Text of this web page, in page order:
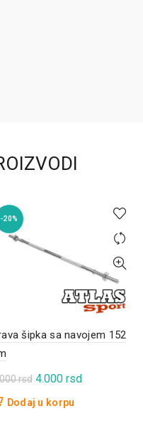
-20%
šipka sa navojem 152
rsd Originalna
cena
4.000 rsdTrenutna
Dodaj u korpu